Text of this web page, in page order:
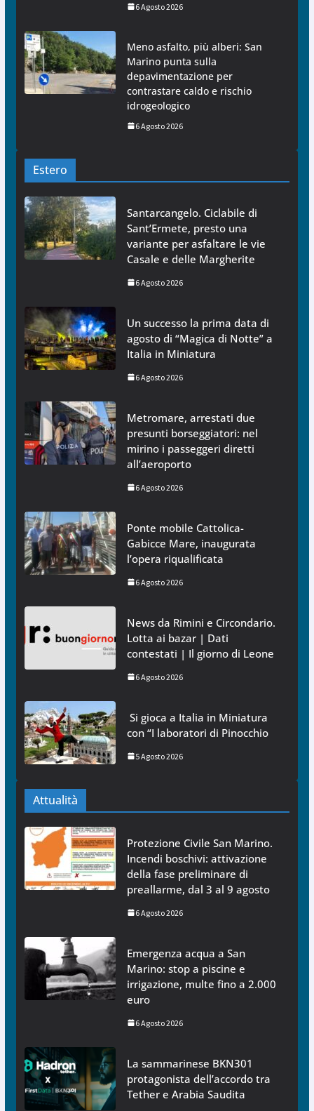
6 Agosto 2026
Meno asfalto, più alberi: San
Marino punta sulla
depavimentazione per
contrastare caldo e rischio
idrogeologico
6 Agosto 2026
Estero
Santarcangelo. Ciclabile di
Sant’Ermete, presto una
variante per asfaltare le vie
Casale e delle Margherite
6 Agosto 2026
Un successo la prima data di
agosto di “Magica di Notte” a
Italia in Miniatura
6 Agosto 2026
Metromare, arrestati due
presunti borseggiatori: nel
mirino i passeggeri diretti
all’aeroporto
6 Agosto 2026
Ponte mobile Cattolica-
Gabicce Mare, inaugurata
l’opera riqualificata
6 Agosto 2026
News da Rimini e Circondario.
Lotta ai bazar | Dati
contestati | Il giorno di Leone
6 Agosto 2026
Si gioca a Italia in Miniatura
con “I laboratori di Pinocchio
5 Agosto 2026
Attualità
Protezione Civile San Marino.
Incendi boschivi: attivazione
della fase preliminare di
preallarme, dal 3 al 9 agosto
6 Agosto 2026
Emergenza acqua a San
Marino: stop a piscine e
irrigazione, multe fino a 2.000
euro
6 Agosto 2026
La sammarinese BKN301
protagonista dell’accordo tra
Tether e Arabia Saudita